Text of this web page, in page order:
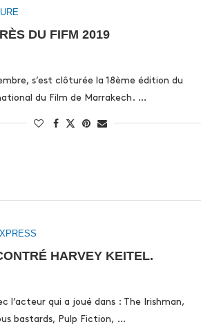
DU FIFM 2019
s’est clôturée la 18ème édition du
du Film de Marrakech. …
HARVEY KEITEL.
l’acteur qui a joué dans : The Irishman,
bastards, Pulp Fiction, …